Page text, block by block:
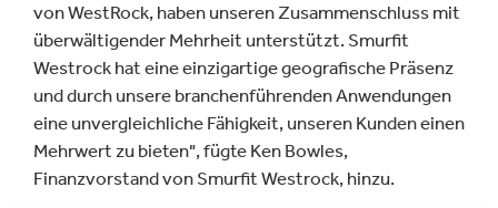
von WestRock, haben unseren Zusammenschluss mit
überwältigender Mehrheit unterstützt. Smurfit
Westrock hat eine einzigartige geografische Präsenz
und durch unsere branchenführenden Anwendungen
eine unvergleichliche Fähigkeit, unseren Kunden einen
Mehrwert zu bieten", fügte Ken Bowles,
Finanzvorstand von Smurfit Westrock, hinzu.